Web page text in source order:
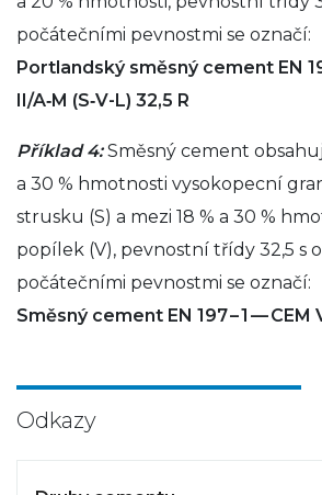
počátečními pevnostmi se označí:
Portlandský směsný cement EN
II/A‑M (S‑V-L) 32,5 R
Příklad 4:Směsný cement
a 30 % hmotnosti vysokopecní
strusku (S) a mezi 18 % a 30 %
popílek (V), pevnostní třídy 32,5 s
počátečními pevnostmi se označí:
Směsný cement EN 197 – 1 — CEM
Odkazy